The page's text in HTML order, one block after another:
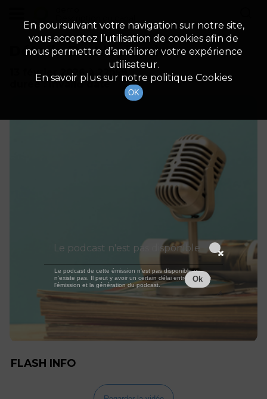
Détails De L'épisode
13 février 2026
à 22h59
durée : Invalid date
FLASH INFO
En poursuivant votre navigation sur notre site,
vous acceptez l’utilisation de cookies afin de
nous permettre d’améliorer votre expérience
utilisateur.
En savoir plus sur notre politique Cookies
OK
Le podcast n'est pas disponible
Le podcast de cette émission n'est pas disponible ou
n'existe pas. Il peut y avoir un certain délai entre la fin de
l'émission et la génération du podcast.
Ok